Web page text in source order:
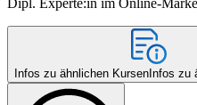
Infos zu ähnlichen Kursen Infos zu